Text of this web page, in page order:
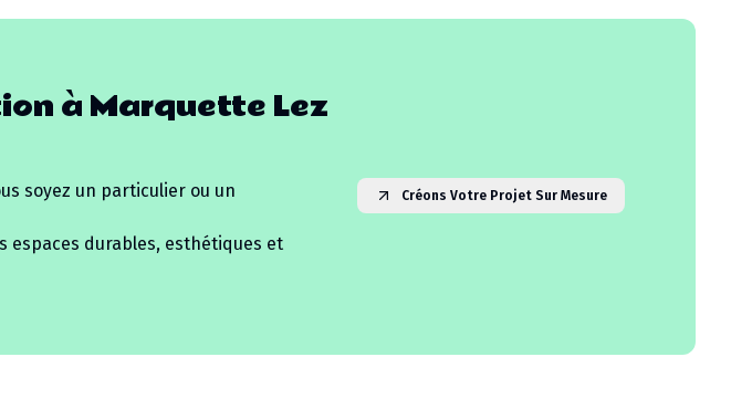
àMarquette Lez
soyez un particulier ou un
espaces durables, esthétiques et
Créons Votre Projet Sur Mesure